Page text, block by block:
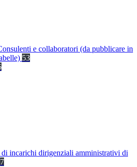
e collaboratori (da pubblicare in
53
incarichi dirigenziali amministrativi di
7